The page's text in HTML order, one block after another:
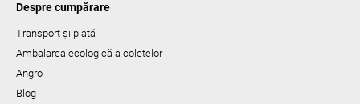
Despre cumpărare
Transport și plată
Ambalarea ecologică a coletelor
Angro
Blog